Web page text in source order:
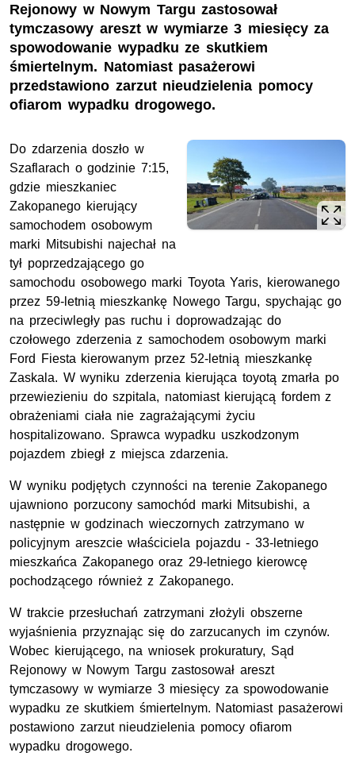
Rejonowy w Nowym Targu zastosował
tymczasowy areszt w wymiarze 3 miesięcy za
spowodowanie wypadku ze skutkiem
śmiertelnym. Natomiast pasażerowi
przedstawiono zarzut nieudzielenia pomocy
ofiarom wypadku drogowego.
Do zdarzenia doszło w
Szaflarach o godzinie 7:15,
gdzie mieszkaniec
Zakopanego kierujący
samochodem osobowym
marki Mitsubishi najechał na
tył poprzedzającego go
samochodu osobowego marki Toyota Yaris, kierowanego
przez 59-letnią mieszkankę Nowego Targu, spychając go
na przeciwległy pas ruchu i doprowadzając do
czołowego zderzenia z samochodem osobowym marki
Ford Fiesta kierowanym przez 52-letnią mieszkankę
Zaskala. W wyniku zderzenia kierująca toyotą zmarła po
przewiezieniu do szpitala, natomiast kierującą fordem z
obrażeniami ciała nie zagrażającymi życiu
hospitalizowano. Sprawca wypadku uszkodzonym
pojazdem zbiegł z miejsca zdarzenia.
W wyniku podjętych czynności na terenie Zakopanego
ujawniono porzucony samochód marki Mitsubishi, a
następnie w godzinach wieczornych zatrzymano w
policyjnym areszcie właściciela pojazdu - 33-letniego
mieszkańca Zakopanego oraz 29-letniego kierowcę
pochodzącego również z Zakopanego.
W trakcie przesłuchań zatrzymani złożyli obszerne
wyjaśnienia przyznając się do zarzucanych im czynów.
Wobec kierującego, na wniosek prokuratury, Sąd
Rejonowy w Nowym Targu zastosował areszt
tymczasowy w wymiarze 3 miesięcy za spowodowanie
wypadku ze skutkiem śmiertelnym. Natomiast pasażerowi
postawiono zarzut nieudzielenia pomocy ofiarom
wypadku drogowego.